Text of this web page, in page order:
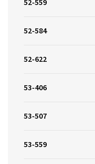
52-559
52-584
52-622
53-406
53-507
53-559